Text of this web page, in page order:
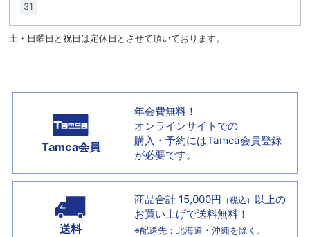
31
土・日曜日と祝日は定休日とさせて頂いております。
Tamca会員
年会費無料！
オンラインサイトでの
購入・予約にはTamca会員登録
が必要です。
送料
商品合計 15,000円 （税込） 以上の
お買い上げで送料無料！
※配送先：北海道・沖縄を除く。